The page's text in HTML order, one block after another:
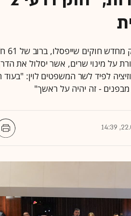
על מינוי שרים, אשר יסלול את
לפיד לשר המשפטים לוין:
- זה יהיה על ראשך"